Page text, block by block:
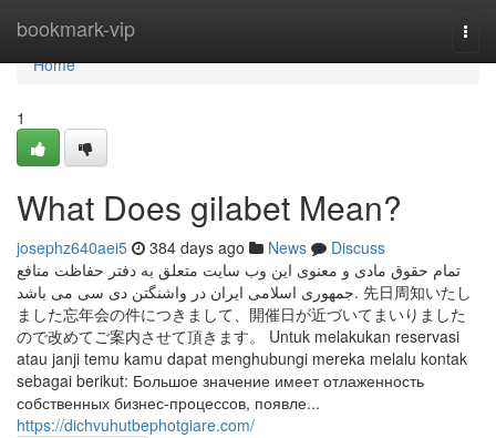
bookmark-vip
Home
Home
1
What Does gilabet Mean?
josephz640aei5 384 days ago News
Discuss
تمام حقوق مادی و معنوی این وب سایت متعلق به دفتر حفاظت منافع
جمهوری اسلامی ایران در واشنگتن دی سی می باشد. 先日周知いたし
ました忘年会の件につきまして、開催日が近づいてまいりました
ので改めてご案内させて頂きます。 Untuk melakukan reservasi
atau janji temu kamu dapat menghubungi mereka melalu kontak
sebagai berikut: Большое значение имеет отлаженность
собственных бизнес-процессов, появле...
https://dichvuhutbephotgiare.com/